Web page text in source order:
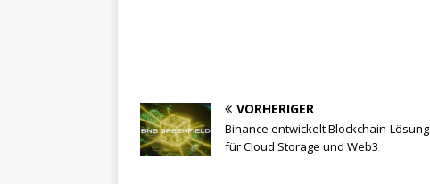
VORHERIGER
Binance entwickelt Blockchain-Lösung
für Cloud Storage und Web3